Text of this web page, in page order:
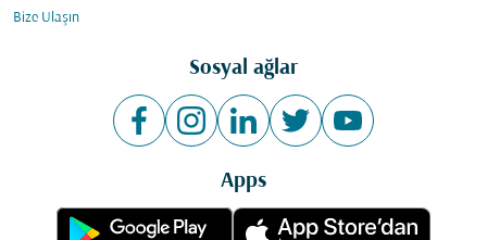
Bize Ulaşın
Sosyal ağlar
Apps